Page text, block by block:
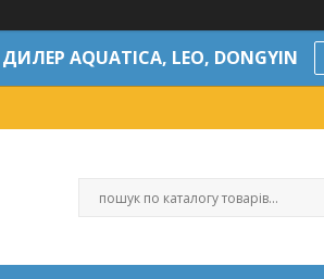
AQUATICA, LEO, DONGYIN